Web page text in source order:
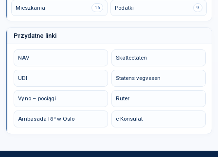
Mieszkania 16 Podatki 9
Przydatne linki
NAV Skatteetaten
UDI Statens vegvesen
Vy.no – pociągi Ruter
Ambasada RP w Oslo e-Konsulat